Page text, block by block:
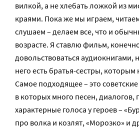
вилкой, а не хлебать ложкой из
краями. Пока же мы играем,
слушаем – делаем все, что и
возрасте. Я ставлю фильм,
довольствоваться аудиокнигами,
него есть братья-сестры,
Самое подходящее – это
в которых много песен, диалогов,
характерные голоса у героев –
про волка и козлят, «Морозко» и